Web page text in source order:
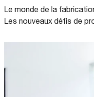
Le monde de la
Les nouveaux défis de